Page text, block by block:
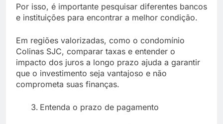
Por isso, é importante pesquisar diferentes bancos
e instituições para encontrar a melhor condição.
Em regiões valorizadas, como o condomínio
Colinas SJC, comparar taxas e entender o
impacto dos juros a longo prazo ajuda a garantir
que o investimento seja vantajoso e não
comprometa suas finanças.
Entenda o prazo de pagamento